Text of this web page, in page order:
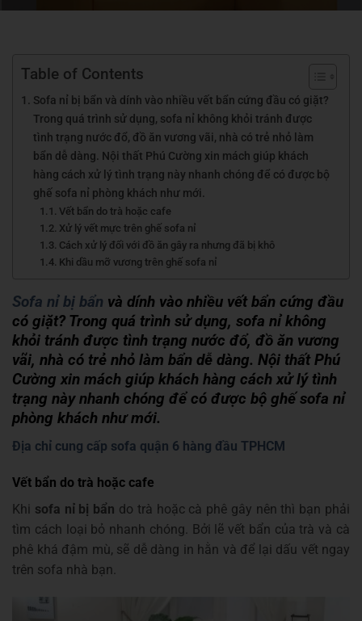
Table of Contents
Sofa nỉ bị bẩn và dính vào nhiều vết bẩn cứng đầu có giặt?
Trong quá trình sử dụng, sofa nỉ không khỏi tránh được
tình trạng nước đổ, đồ ăn vương vãi, nhà có trẻ nhỏ làm
bẩn dễ dàng. Nội thất Phú Cường xin mách giúp khách
hàng cách xử lý tình trạng này nhanh chóng để có được bộ
ghế sofa nỉ phòng khách như mới.
Vết bẩn do trà hoặc cafe
Xử lý vết mực trên ghế sofa nỉ
Cách xử lý đối với đồ ăn gây ra nhưng đã bị khô
Khi dầu mỡ vương trên ghế sofa nỉ
Sofa nỉ bị bẩn và dính vào nhiều vết bẩn cứng đầu
có giặt? Trong quá trình sử dụng, sofa nỉ không
khỏi tránh được tình trạng nước đổ, đồ ăn vương
vãi, nhà có trẻ nhỏ làm bẩn dễ dàng. Nội thất Phú
Cường xin mách giúp khách hàng cách xử lý tình
trạng này nhanh chóng để có được bộ ghế sofa nỉ
phòng khách như mới.
Địa chỉ cung cấp sofa quận 6 hàng đầu TPHCM
Vết bẩn do trà hoặc cafe
Khi sofa nỉ bị bẩn do trà hoặc cà phê gây nên thì bạn phải
tìm cách loại bỏ nhanh chóng. Bởi lẽ vết bẩn của trà và cà
phê khá đậm mù, sẽ dễ dàng in hằn và để lại dấu vết ngay
trên sofa nhà bạn.